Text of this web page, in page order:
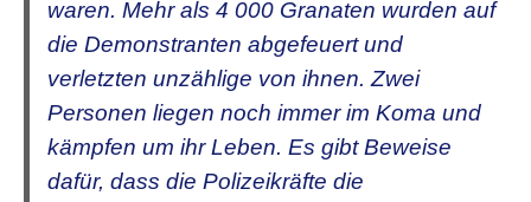
waren. Mehr als 4 000 Granaten wurden auf
die Demonstranten abgefeuert und
verletzten unzählige von ihnen. Zwei
Personen liegen noch immer im Koma und
kämpfen um ihr Leben. Es gibt Beweise
dafür, dass die Polizeikräfte die